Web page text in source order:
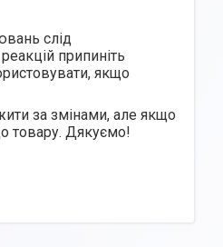
слід
припиніть
якщо
за змінами, але якщо
товару. Дякуємо!